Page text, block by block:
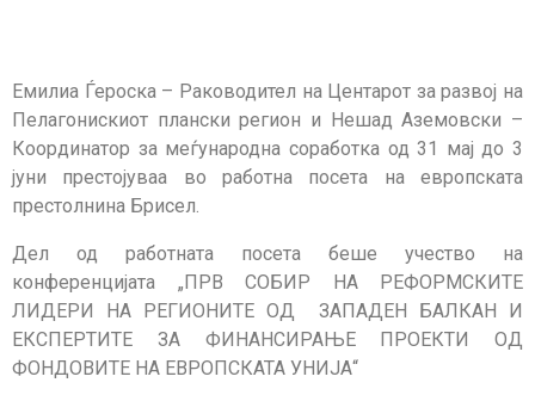
Емилиа Ѓероска – Раководител на Центарот за развој на
Пелагонискиот плански регион и Нешад Аземовски –
Координатор за меѓународна соработка од 31 мај до 3
јуни престојуваа во работна посета на европската
престолнина Брисел.
Дел од работната посета беше учество на
конференцијата „ПРВ СОБИР НА РЕФОРМСКИТЕ
ЛИДЕРИ НА РЕГИОНИТЕ ОД ЗАПАДЕН БАЛКАН И
ЕКСПЕРТИТЕ ЗА ФИНАНСИРАЊЕ ПРОЕКТИ ОД
ФОНДОВИТЕ НА ЕВРОПСКАТА УНИЈА“